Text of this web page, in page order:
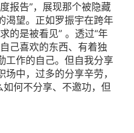
报告”，展现那个被隐藏
渴望。正如罗振宇在跨年
的是被看见” 。透过“年
己喜欢的东西、有着独
工作的自己。但自我分享
中，过多的分享辛劳，
如何不分享、不邀功，但